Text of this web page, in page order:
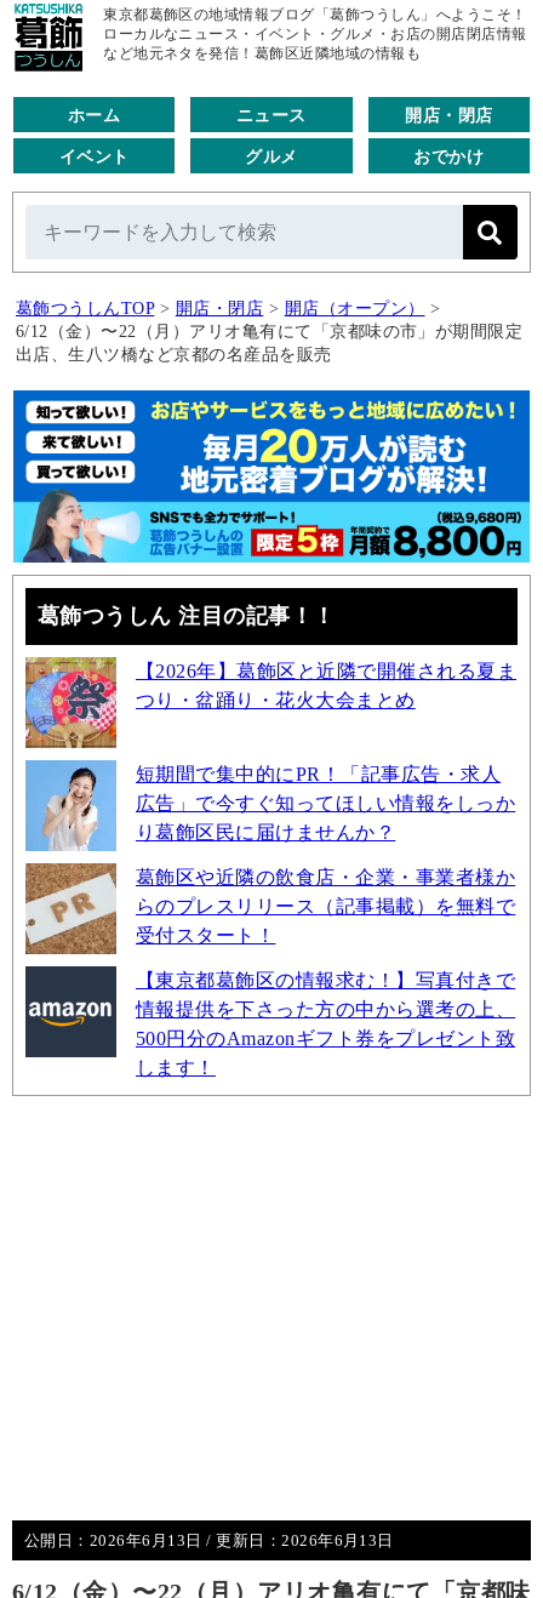
東京都葛飾区の地域情報ブログ「葛飾つうしん」へようこそ！
ローカルなニュース・イベント・グルメ・お店の開店閉店情報
など地元ネタを発信！葛飾区近隣地域の情報も
ホーム ニュース 開店・閉店
イベント グルメ おでかけ
葛飾つうしんTOP > 開店・閉店 > 開店（オープン）
>
6/12（金）〜22（月）アリオ亀有にて「京都味の市」が期間限定
出店、生八ツ橋など京都の名産品を販売
葛飾つうしん 注目の記事！！
【2026年】葛飾区と近隣で開催される夏ま
つり・盆踊り・花火大会まとめ
短期間で集中的にPR！「記事広告・求人
広告」で今すぐ知ってほしい情報をしっか
り葛飾区民に届けませんか？
葛飾区や近隣の飲食店・企業・事業者様か
らのプレスリリース（記事掲載）を無料で
受付スタート！
【東京都葛飾区の情報求む！】写真付きで
情報提供を下さった方の中から選考の上、
500円分のAmazonギフト券をプレゼント致
します！
公開日： 2026年6月13日 / 更新日：2026年6月13日
6/12（金）〜22（月）アリオ亀有にて「京都味